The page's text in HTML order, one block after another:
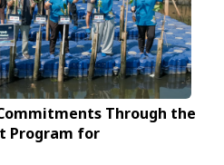
Through the
Program for